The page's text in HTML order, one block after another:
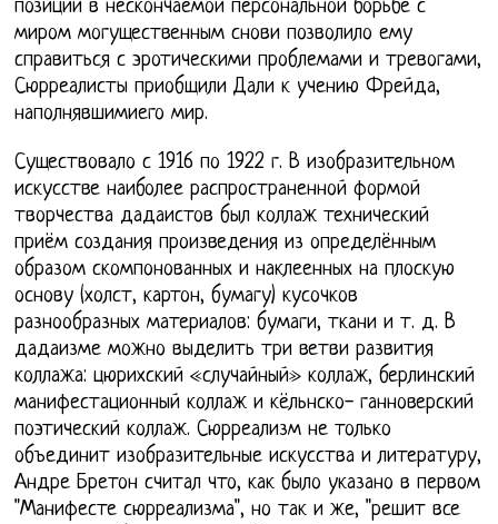
позиции в нескончаемой персональной борьбе с
миром могущественным снови позволило ему
справиться с эротическими проблемами и тревогами,
Сюрреалисты приобщили Дали к учению Фрейда,
наполнявшимиего мир.
Существовало с 1916 по 1922 г. В изобразительном
искусстве наиболее распространенной формой
творчества дадаистов был коллаж технический
приём создания произведения из определённым
образом скомпонованных и наклеенных на плоскую
основу (холст, картон, бумагу) кусочков
разнообразных материалов: бумаги, ткани и т. д. В
дадаизме можно выделить три ветви развития
коллажа: цюрихский «случайный» коллаж, берлинский
манифестационный коллаж и кёльнско- ганноверский
поэтический коллаж. Сюрреализм не только
объединит изобразительные искусства и литературу,
Андре Бретон считал что, как было указано в первом
"Манифесте сюрреализма", но так и же, "решит все